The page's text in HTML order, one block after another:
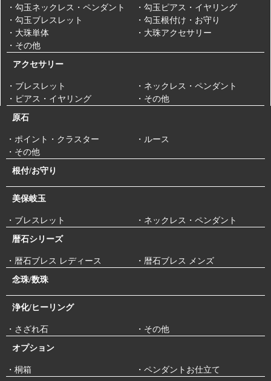
・勾玉ネックレス・ペンダント
・勾玉ピアス・イヤリング
・勾玉ブレスレット
・勾玉根付け・お守り
・大珠単体
・大珠アクセサリー
・その他
アクセサリー
・ブレスレット
・ネックレス・ペンダント
・ピアス・イヤリング
・その他
原石
・ポイント・クラスター
・ルース
・その他
根付/お守り
美保岐玉
・ブレスレット ・ネックレス・ペンダント
暦石シリーズ
・暦石ブレス レディース ・暦石ブレス メンズ
念珠/数珠
浄化/ヒーリング
・さざれ石 ・その他
オプション
・桐箱 ・ペンダントお仕立て